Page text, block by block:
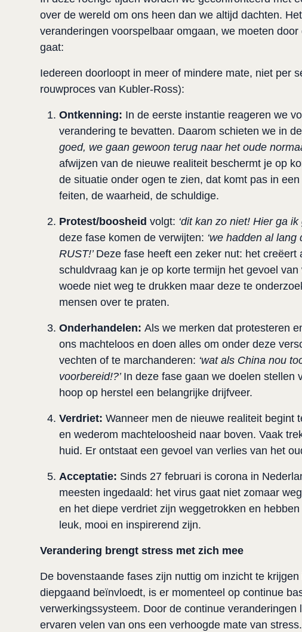
over de wereld om ons heen dan we altijd dachten.
veranderingen voorspelbaar omgaan, we moeten
gaat:
Iedereen doorloopt in meer of mindere mate, niet per
rouwproces van Kubler-Ross):
Ontkenning: In de eerste instantie reageren we
verandering te bevatten. Daarom schieten we in
goed, we gaan gewoon terug naar het oude
afwijzen van de nieuwe realiteit beschermt je op
de situatie onder ogen te zien, dat komt pas in
feiten, de waarheid, de schuldige.
Protest/boosheid volgt: ‘dit kan zo niet! Hier ga
deze fase komen de verwijten: ‘we hadden al
RUST!’ Deze fase heeft een zeker nut: het
schuldvraag kan je op korte termijn het gevoel
woede niet weg te drukken maar deze te
mensen over te praten.
Onderhandelen:Als we merken dat protesteren
ons machteloos en doen alles om onder deze
vechten of te marchanderen: ‘wat als China nou
voorbereid!?’ In deze fase gaan we doelen stellen
hoop op herstel een belangrijke drijfveer.
Verdriet:Wanneer men de nieuwe realiteit begint
en wederom machteloosheid naar boven. Vaak
huid. Er ontstaat een gevoel van verlies van het
Acceptatie: Sinds 27 februari is corona in
meesten ingedaald: het virus gaat niet zomaar
en het diepe verdriet zijn weggetrokken en
leuk, mooi en inspirerend zijn.
Verandering brengt stress met zich mee
De bovenstaande fases zijn nuttig om inzicht te
diepgaand beïnvloedt, is er momenteel op continue
verwerkingssysteem. Door de continue
ervaren velen van ons een verhoogde mate van